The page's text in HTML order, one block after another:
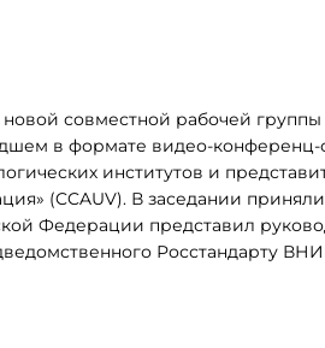
совместной рабочей группы
в формате видео-конференц-
институтов и
(CCAUV). В заседании
Федерации представил
Росстандарту